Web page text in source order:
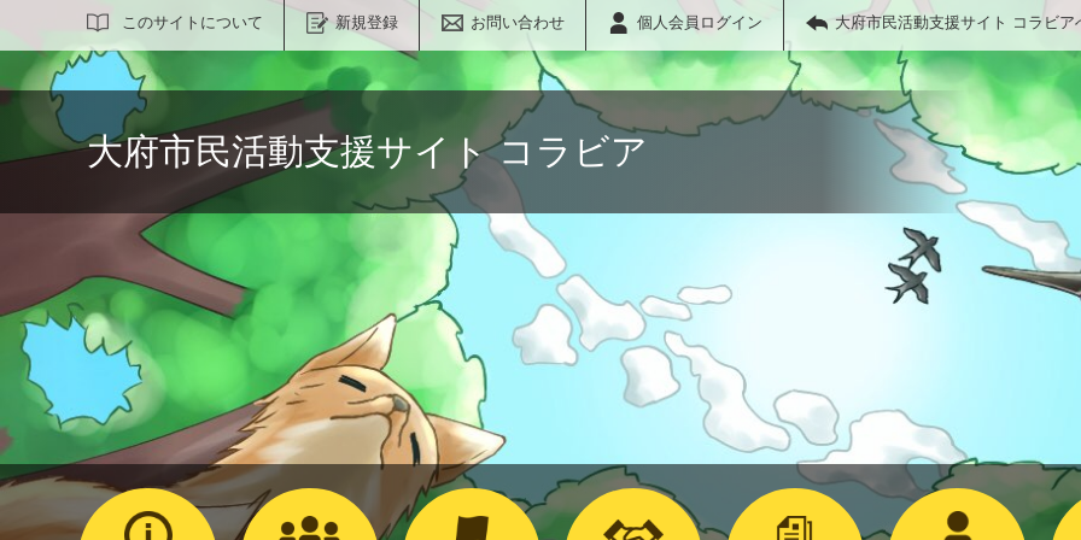
このサイトについて 新規登録 お問い合わせ 個人会員ログイン 大府市民活動支援サイト コラビア
サイト内検索
大府市民活動支援サイト コラビア